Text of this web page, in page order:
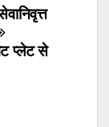
प्लेट से